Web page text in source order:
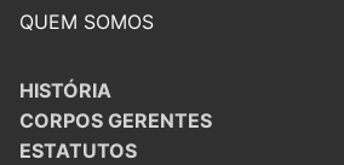
QUEM SOMOS
HISTÓRIA
CORPOS GERENTES
ESTATUTOS